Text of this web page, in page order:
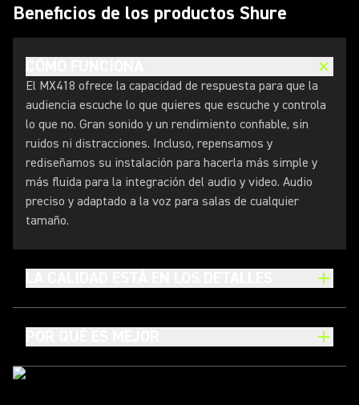
Beneficios de los productos Shure
El MX418 ofrece la capacidad de respuesta para que la
audiencia escuche lo que quieres que escuche y controla
lo que no. Gran sonido y un rendimiento confiable, sin
ruidos ni distracciones. Incluso, repensamos y
rediseñamos su instalación para hacerla más simple y
más fluida para la integración del audio y video. Audio
preciso y adaptado a la voz para salas de cualquier
tamaño.